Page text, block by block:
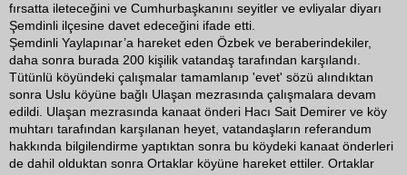
fırsatta ileteceğini ve Cumhurbaşkanını seyitler ve evliyalar diyarı
Şemdinli ilçesine davet edeceğini ifade etti.
Şemdinli Yaylapınar’a hareket eden Özbek ve beraberindekiler,
daha sonra burada 200 kişilik vatandaş tarafından karşılandı.
Tütünlü köyündeki çalışmalar tamamlanıp 'evet' sözü alındıktan
sonra Uslu köyüne bağlı Ulaşan mezrasında çalışmalara devam
edildi. Ulaşan mezrasında kanaat önderi Hacı Sait Demirer ve köy
muhtarı tarafından karşılanan heyet, vatandaşların referandum
hakkında bilgilendirme yaptıktan sonra bu köydeki kanaat önderleri
de dahil olduktan sonra Ortaklar köyüne hareket ettiler. Ortaklar